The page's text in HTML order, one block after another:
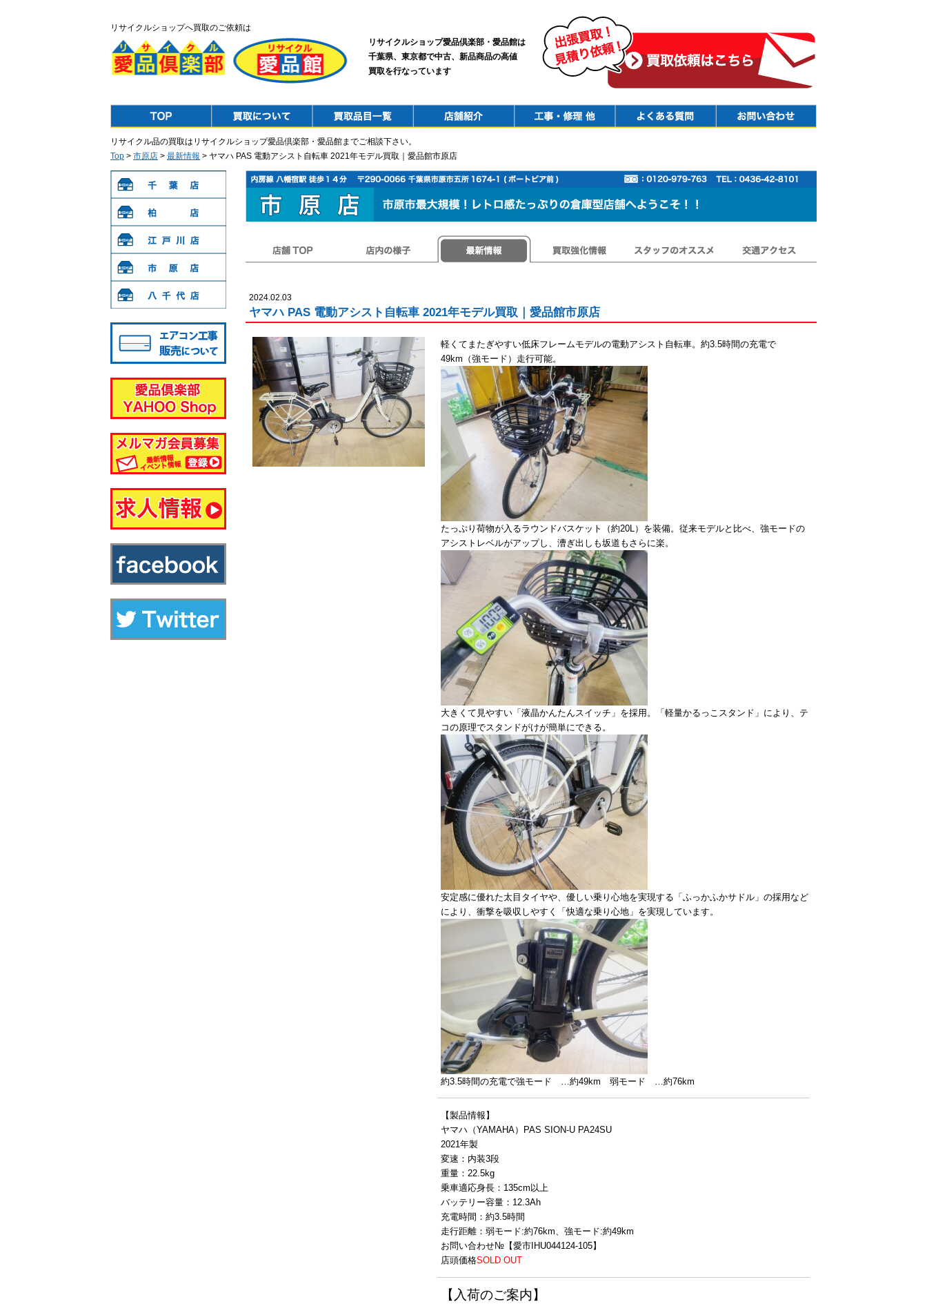
リサイクルショップへ買取のご依頼は
リサイクルショップ愛品倶楽部・愛品館は
千葉県、東京都で中古、新品商品の高値
買取を行なっています
リサイクル品の買取はリサイクルショップ愛品倶楽部・愛品館までご相談下さい。
Top > 市原店 > 最新情報 > ヤマハ PAS 電動アシスト自転車 2021年モデル買取｜愛品館市原店
2024.02.03
ヤマハ PAS 電動アシスト自転車 2021年モデル買取｜愛品館市原店
軽くてまたぎやすい低床フレームモデルの電動アシスト自転車。約3.5時間の充電で
49km（強モード）走行可能。
たっぷり荷物が入るラウンドバスケット（約20L）を装備。従来モデルと比べ、強モードの
アシストレベルがアップし、漕ぎ出しも坂道もさらに楽。
大きくて見やすい「液晶かんたんスイッチ」を採用。「軽量かるっこスタンド」により、テ
コの原理でスタンドがけが簡単にできる。
安定感に優れた太目タイヤや、優しい乗り心地を実現する「ふっかふかサドル」の採用など
により、衝撃を吸収しやすく「快適な乗り心地」を実現しています。
約3.5時間の充電で強モード …約49km 弱モード …約76km
【製品情報】
ヤマハ（YAMAHA）PAS SION-U PA24SU
2021年製
変速：内装3段
重量：22.5kg
乗車適応身長：135cm以上
バッテリー容量：12.3Ah
充電時間：約3.5時間
走行距離：弱モード:約76km、強モード:約49km
お問い合わせ№【愛市IHU044124-105】
店頭価格SOLD OUT
【入荷のご案内】